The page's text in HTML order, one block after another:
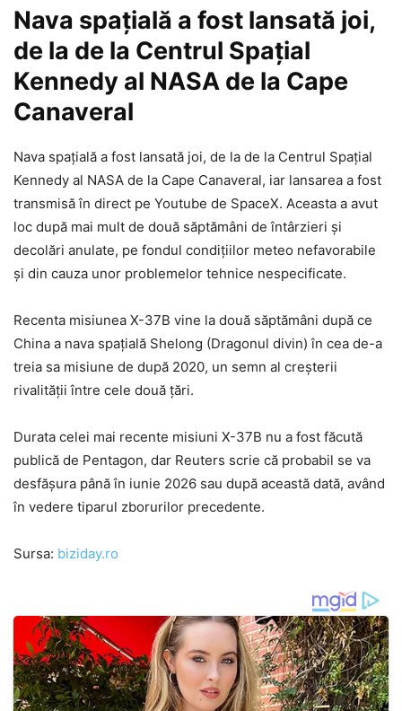
Nava spațială a fost lansată joi,
de la de la Centrul Spațial
Kennedy al NASA de la Cape
Canaveral
Nava spațială a fost lansată joi, de la de la Centrul Spațial
Kennedy al NASA de la Cape Canaveral, iar lansarea a fost
transmisă în direct pe Youtube de SpaceX. Aceasta a avut
loc după mai mult de două săptămâni de întârzieri și
decolări anulate, pe fondul condițiilor meteo nefavorabile
și din cauza unor problemelor tehnice nespecificate.
Recenta misiunea X-37B vine la două săptămâni după ce
China a nava spațială Shelong (Dragonul divin) în cea de-a
treia sa misiune de după 2020, un semn al creșterii
rivalității între cele două țări.
Durata celei mai recente misiuni X-37B nu a fost făcută
publică de Pentagon, dar Reuters scrie că probabil se va
desfășura până în iunie 2026 sau după această dată, având
în vedere tiparul zborurilor precedente.
Sursa: biziday.ro